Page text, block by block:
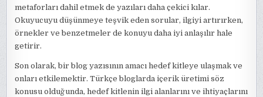
metaforları dahil etmek de yazıları daha çekici kılar.
Okuyucuyu düşünmeye teşvik eden sorular, ilgiyi artırırken,
örnekler ve benzetmeler de konuyu daha iyi anlaşılır hale
getirir.
Son olarak, bir blog yazısının amacı hedef kitleye ulaşmak ve
onları etkilemektir. Türkçe bloglarda içerik üretimi söz
konusu olduğunda, hedef kitlenin ilgi alanlarını ve ihtiyaçlarını